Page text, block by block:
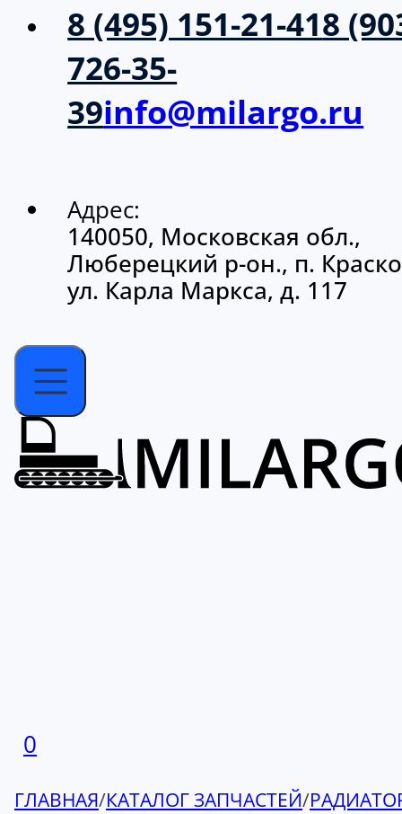
8 (495) 151-21-418
726-35-
39info@milargo.ru
Адрес:
140050, Московская обл.,
Люберецкий р-он., п.
ул. Карла Маркса, д. 117
0
ГЛАВНАЯ/КАТАЛОГ ЗАПЧАСТЕЙ/